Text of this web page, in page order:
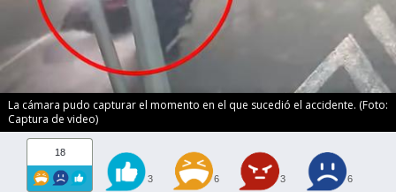
La cámara pudo capturar el momento en el que sucedió el accidente. (Foto:
Captura de video)
18
3 6 3 6